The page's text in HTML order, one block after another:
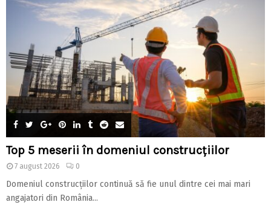
Top 5 meserii în domeniul construcțiilor
7 august 2026 0
Domeniul construcțiilor continuă să fie unul dintre cei mai mari
angajatori din România...